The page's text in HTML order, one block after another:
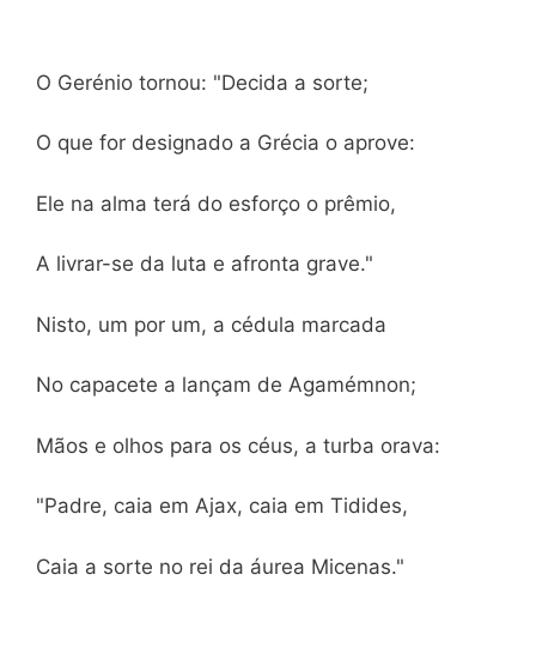
O Gerénio tornou: "Decida a sorte;
O que for designado a Grécia o aprove:
Ele na alma terá do esforço o prêmio,
A livrar-se da luta e afronta grave."
Nisto, um por um, a cédula marcada
No capacete a lançam de Agamémnon;
Mãos e olhos para os céus, a turba orava:
"Padre, caia em Ajax, caia em Tidides,
Caia a sorte no rei da áurea Micenas."